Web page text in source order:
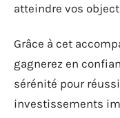
atteindre vos
Grâce à cet
gagnerez en
sérénité pour
investissements